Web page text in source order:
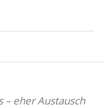
– eher Austausch